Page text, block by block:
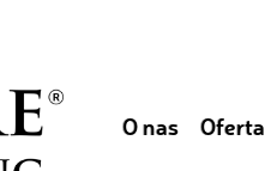
O nas Oferta